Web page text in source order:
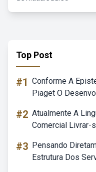
Top Post
#1 Conforme A
Piaget O
#2 Atualmente A
Comercial Livrar-
#3 Pensando
Estrutura Dos